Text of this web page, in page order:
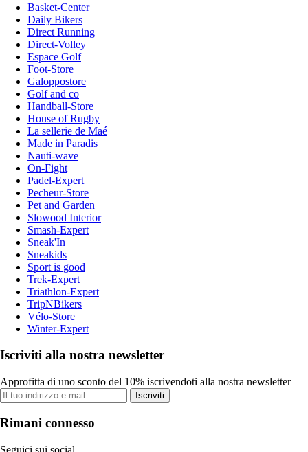
Basket-Center
Daily Bikers
Direct Running
Direct-Volley
Espace Golf
Foot-Store
Galoppostore
Golf and co
Handball-Store
House of Rugby
La sellerie de Maé
Made in Paradis
Nauti-wave
On-Fight
Padel-Expert
Pecheur-Store
Pet and Garden
Slowood Interior
Smash-Expert
Sneak'In
Sneakids
Sport is good
Trek-Expert
Triathlon-Expert
TripNBikers
Vélo-Store
Winter-Expert
Iscriviti alla nostra newsletter
Approfitta di uno sconto del 10% iscrivendoti alla nostra newsletter
Iscriviti
Rimani connesso
Seguici sui social